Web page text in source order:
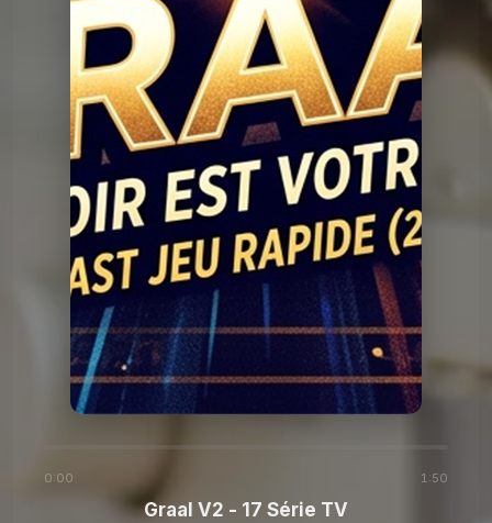
Question Graal Graal V2 - 90 série
Question Graal Graal V2 - 89 musique
Question Graal Graal V2 - 88 série
Question Graal Graal V2 - 87 musique
Question Graal Graal V2 - 86 série
0:00 1:50
Graal V2 - 17 Série TV